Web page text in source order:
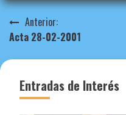
Navegación
de
Anterior:
Acta 28-02-2001
Entradas de Interés